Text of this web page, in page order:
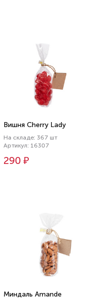
Вишня Cherry Lady
На складе: 367 шт
Артикул: 16307
290 ₽
Миндаль Amande